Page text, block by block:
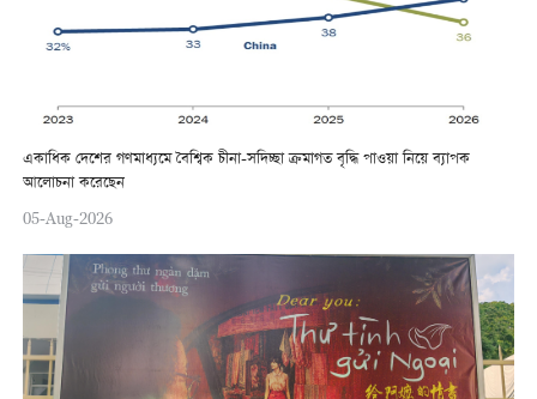
একাধিক দেশের গণমাধ্যমে বৈশ্বিক চীনা-সদিচ্ছা ক্রমাগত বৃদ্ধি পাওয়া নিয়ে ব্যাপক
আলোচনা করেছেন
05-Aug-2026